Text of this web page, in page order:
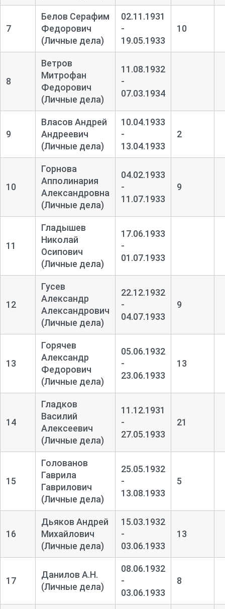
7
Белов Серафим
Федорович
(Личные дела)
02.11.1931
-
19.05.1933
10
8
Ветров
Митрофан
Федорович
(Личные дела)
11.08.1932
-
07.03.1934
9
Власов Андрей
Андреевич
(Личные дела)
10.04.1933
-
13.04.1933
2
10
Горнова
Апполинария
Александровна
(Личные дела)
04.02.1933
-
11.07.1933
9
11
Гладышев
Николай
Осипович
(Личные дела)
17.06.1933
-
01.07.1933
12
Гусев
Александр
Александрович
(Личные дела)
22.12.1932
-
04.07.1933
9
13
Горячев
Александр
Федорович
(Личные дела)
05.06.1932
-
23.06.1933
13
14
Гладков
Василий
Алексеевич
(Личные дела)
11.12.1931
-
27.05.1933
21
15
Голованов
Гаврила
Гаврилович
(Личные дела)
25.05.1932
-
13.08.1933
5
16
Дьяков Андрей
Михайлович
(Личные дела)
15.03.1932
-
03.06.1933
13
17
Данилов А.Н.
(Личные дела)
08.06.1932
-
03.06.1933
8